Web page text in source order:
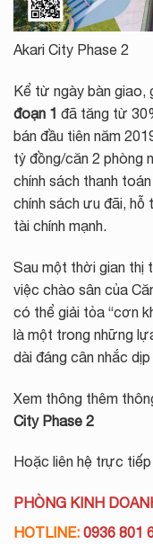
Akari City Phase 2
Kể từ ngày bàn giao,
đoạn 1 đã tăng từ
bán đầu tiên năm
tỷ đồng/căn 2 phòng
chính sách thanh
chính sách ưu đãi,
tài chính mạnh.
Sau một thời gian thị
việc chào sân của
có thể giải tỏa “cơn
là một trong những
dài đáng cân nhắc dịp
Xem thông thêm
City Phase 2
Hoặc liên hệ trực
PHÒNG KINH
HOTLINE: 0936 801